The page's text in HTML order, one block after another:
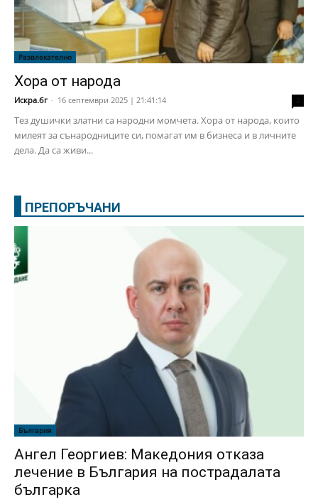
Развлекателно
Хора от народа
Искра.бг - 16 септември 2025 | 21:41:14
Тез душички златни са народни момчета. Хора от народа, които
милеят за сънародниците си, помагат им в бизнеса и в личните
дела. Да са живи...
ПРЕПОРЪЧАНИ
България
Ангел Георгиев: Македония отказа
лечение в България на пострадалата
българка